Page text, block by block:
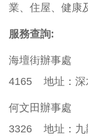
業、住屋、健康
服務查詢:
海壇街辦事處
4165 地址：深
何文田辦事處
3326 地址：九